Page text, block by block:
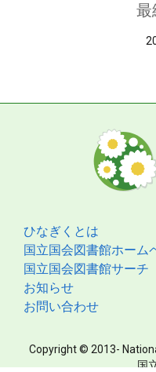
最
ひなぎくとは
国立国会図書館ホーム
国立国会図書館サーチ
お知らせ
お問い合わせ
Copyright © 2013-